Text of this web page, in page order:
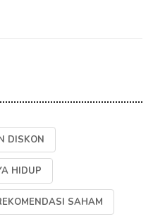
DISKON
HIDUP
SAHAM